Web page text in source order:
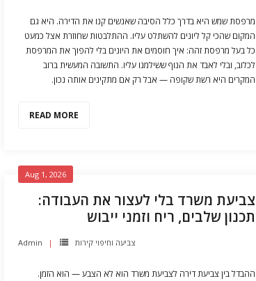
מרפסת שמש היא בדרך כלל הסיבה שאנשים קנו את הדירה. היא גם
המקום שהכי קל ליונים להשתלט עליו. ההתלבטות שחוזרת אצל כמעט
כל בעל מרפסת זהה: איך חוסמים את היונים בלי להפוך את המרפסת
לכלוב, ובלי לאבד את הנוף ששילמנו עליו. התשובה המעשית ברוב
המקרים היא רשת שקופה — אבל רק אם מתקינים אותה נכון.
READ MORE
צביעת משרד בלי לעצור את העבודה:
תכנון שלבים, ריח וזמני ייבוש
Aug 1, 2026
Admin צביעה וחיפוי קירות
ההבדל בין צביעת דירה לצביעת משרד הוא לא הצבע — הוא הזמן.